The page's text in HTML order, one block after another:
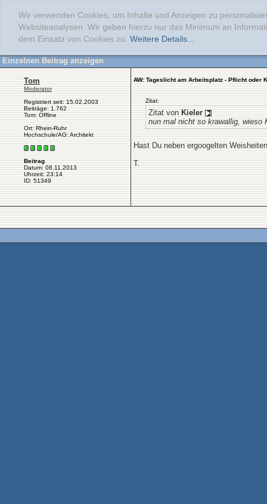
Wir verwenden Cookies, um Inhalte und Anzeigen zu
Websiteanalysen. Wir geben hierzu nur das Minimum an
dem Einsatz von Cookies zu. Weitere Details...
Einzelnen Beitrag anzeigen
Tom
Moderator
Registriert seit: 15.02.2003
Beiträge: 1.762
Tom: Offline
Ort: Rhein-Ruhr
Hochschule/AG: Architekt
Beitrag
Datum: 08.11.2013
Uhrzeit: 23:14
ID: 51349
AW: Tageslicht am Arbeitsplatz - Pflicht oder
Zitat:
Zitat von Kieler
nun mal nicht so krawallig, wieso
Hast Du neben ergoogelten
T.